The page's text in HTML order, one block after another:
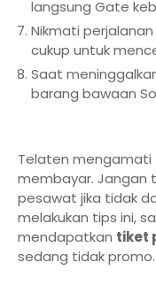
langsung Gate
Nikmati
cukup untuk
Saat
barang bawaan
Telaten mengamati
membayar. Jangan
pesawat jika tidak
melakukan tips ini,
mendapatkan tiket
sedang tidak promo.